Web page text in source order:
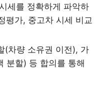
세를 정확하게 파악하
평가, 중고차 시세 비교
(차량 소유권 이전), 가
분할) 등 합의를 통해